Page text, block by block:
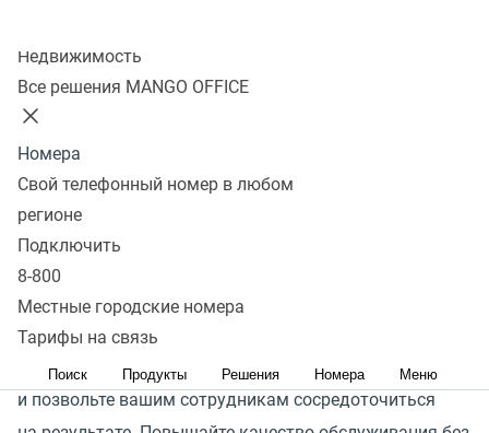
Недвижимость
Все решения MANGO OFFICE
Номера
Свой телефонный номер в любом
регионе
Подключить
8-800
Местные городские номера
Тарифы на связь
Поиск Продукты Решения Номера Меню
сообщениями, звонки от клиентов для уточнения
компании.
Интегрируйте голосовых роботов в вашу CRM-систему,
доверьте выполнение рутинных задач
интеллектуальным решениям от MANGO OFFICE
и позвольте вашим сотрудникам сосредоточиться